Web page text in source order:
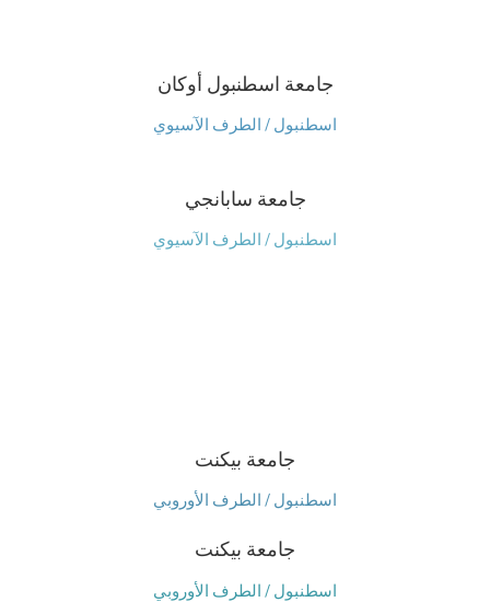
جامعة اسطنبول أوكان
اسطنبول / الطرف الآسيوي
جامعة سابانجي
اسطنبول / الطرف الآسيوي
جامعة بيكنت
اسطنبول / الطرف الأوروبي
جامعة بيكنت
اسطنبول / الطرف الأوروبي